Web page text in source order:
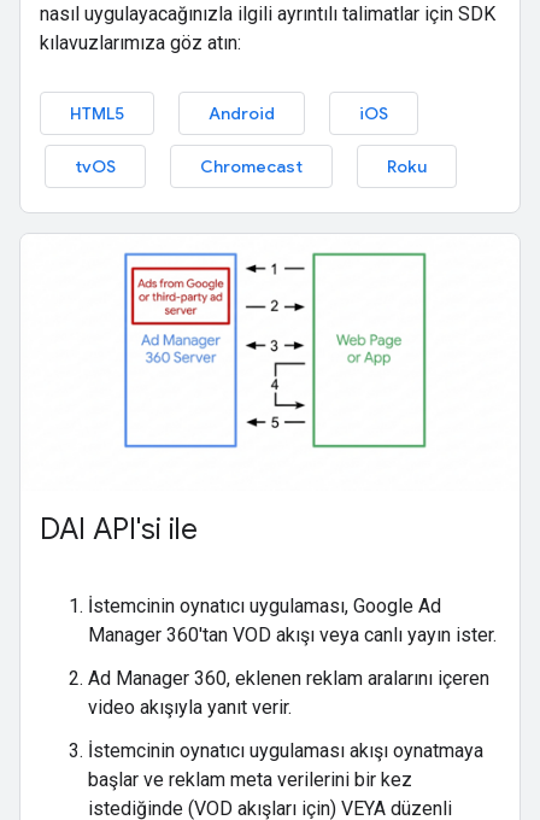
nasıl uygulayacağınızla ilgili ayrıntılı talimatlar için SDK
kılavuzlarımıza göz atın:
HTML5 Android iOS
tvOS Chromecast Roku
DAI API'si ile
İstemcinin oynatıcı uygulaması, Google Ad
Manager 360'tan VOD akışı veya canlı yayın ister.
Ad Manager 360, eklenen reklam aralarını içeren
video akışıyla yanıt verir.
İstemcinin oynatıcı uygulaması akışı oynatmaya
başlar ve reklam meta verilerini bir kez
istediğinde (VOD akışları için) VEYA düzenli